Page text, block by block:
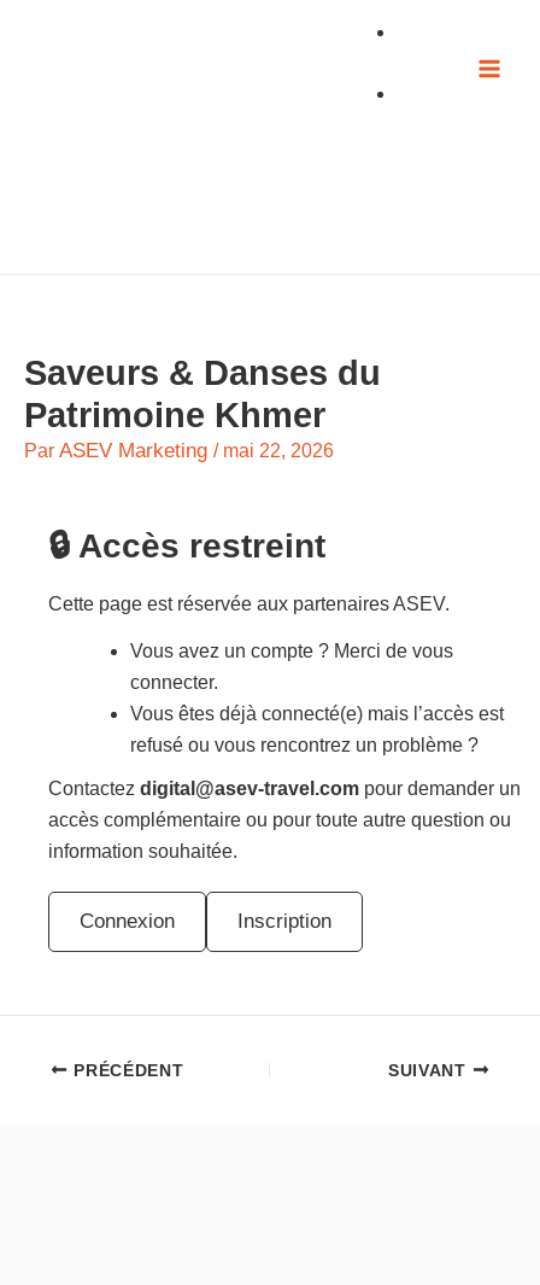
Saveurs & Danses du
Patrimoine Khmer
Par ASEV Marketing / mai 22, 2026
🔒 Accès restreint
Cette page est réservée aux partenaires ASEV.
Vous avez un compte ? Merci de vous
connecter.
Vous êtes déjà connecté(e) mais l’accès est
refusé ou vous rencontrez un problème ?
Contactez digital@asev-travel.com pour demander un
accès complémentaire ou pour toute autre question ou
information souhaitée.
Connexion Inscription
PRÉCÉDENT SUIVANT